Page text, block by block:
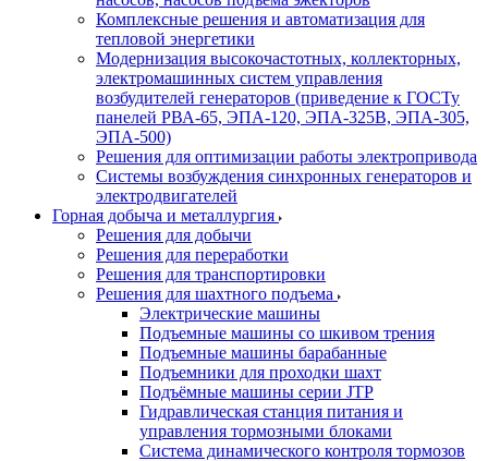
Комплексные решения и автоматизация для
тепловой энергетики
Модернизация высокочастотных, коллекторных,
электромашинных систем управления
возбудителей генераторов (приведение к ГОСТу
панелей РВА-65, ЭПА-120, ЭПА-325В, ЭПА-305,
ЭПА-500)
Решения для оптимизации работы электропривода
Системы возбуждения синхронных генераторов и
электродвигателей
Горная добыча и металлургия
Решения для добычи
Решения для переработки
Решения для транспортировки
Решения для шахтного подъема
Электрические машины
Подъемные машины со шкивом трения
Подъемные машины барабанные
Подъемники для проходки шахт
Подъёмные машины серии JTP
Гидравлическая станция питания и
управления тормозными блоками
Система динамического контроля тормозов